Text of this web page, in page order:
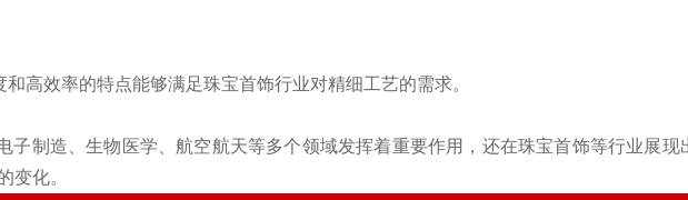
高效率的特点能够满足珠宝首饰行业对精细工艺的需求。
制造、生物医学、航空航天等多个领域发挥着重要作用，还在珠宝首饰等行业展
变化。